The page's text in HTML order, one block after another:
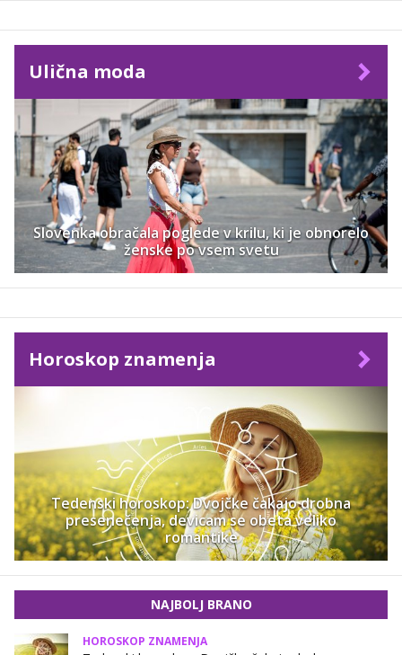
Ulična moda
Slovenka obračala poglede v krilu, ki je obnorelo
ženske po vsem svetu
Horoskop znamenja
Tedenski horoskop: Dvojčke čakajo drobna
presenečenja, devicam se obeta veliko
romantike
NAJBOLJ BRANO
HOROSKOP ZNAMENJA